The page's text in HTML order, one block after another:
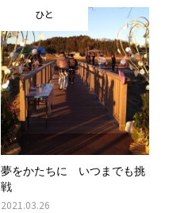
ひと
夢をかたちに いつまでも挑
戦
2021.03.26